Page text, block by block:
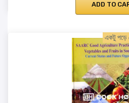
ADD TO
একটু পড়ে